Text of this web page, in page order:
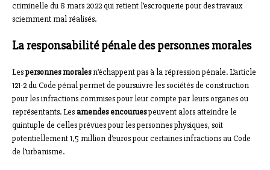
criminelle du 8 mars 2022 qui retient l’escroquerie pour des travaux
sciemment mal réalisés.
La responsabilité pénale des personnes morales
Lespersonnes moralesn’échappent pas à la répression pénale. L’article
121-2 du Code pénal permet de poursuivre les sociétés de construction
pour les infractions commises pour leur compte par leurs organes ou
représentants. Lesamendes encouruespeuvent alors atteindre le
quintuple de celles prévues pour les personnes physiques, soit
potentiellement 1,5 million d’euros pour certaines infractions au Code
de l’urbanisme.